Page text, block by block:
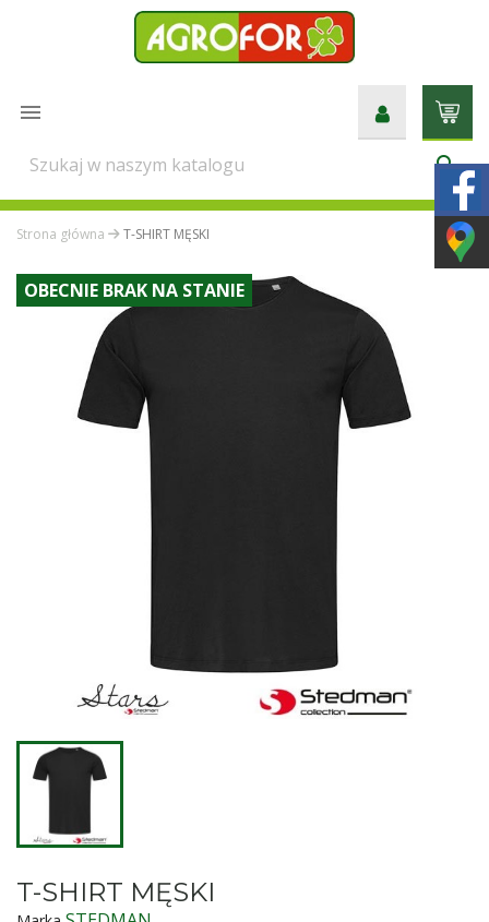

search
Strona główna T-SHIRT MĘSKI
OBECNIE BRAK NA STANIE
T-SHIRT MĘSKI